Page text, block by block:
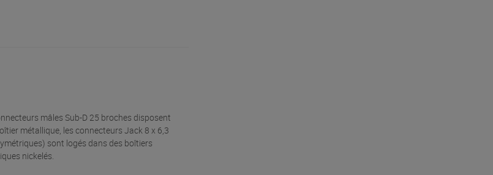
mâles Sub-D 25 broches disposent
métallique, les connecteurs Jack 8 x 6,3
sont logés dans des boîtiers
nickelés.